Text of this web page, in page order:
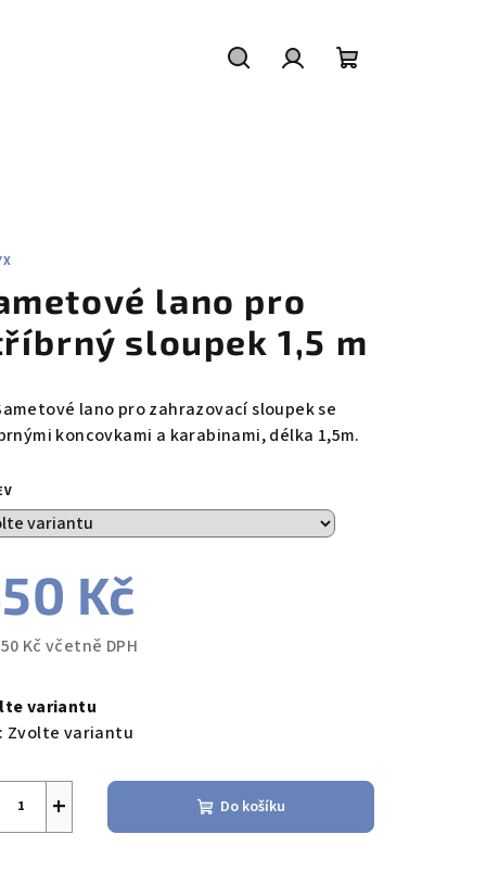
lano pro
sloupek 1,5 m
lano pro zahrazovací sloupek se
koncovkami a karabinami, délka 1,5m.
Kč
Kč včetně DPH
variantu
Zvolte variantu
+ Do košíku